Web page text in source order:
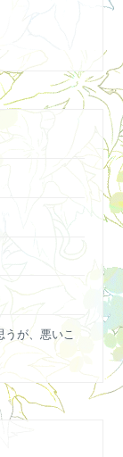
が、悪いこ